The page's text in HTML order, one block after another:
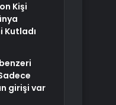
Kişi
Kutladı
girişi var